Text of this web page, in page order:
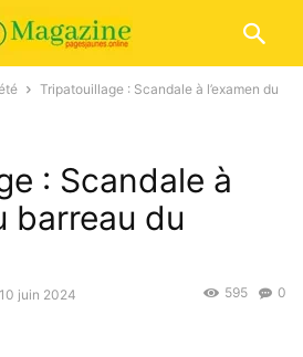
Tripatouillage : Scandale à l’examen du
: Scandale à
barreau du
10 juin 2024 0
595